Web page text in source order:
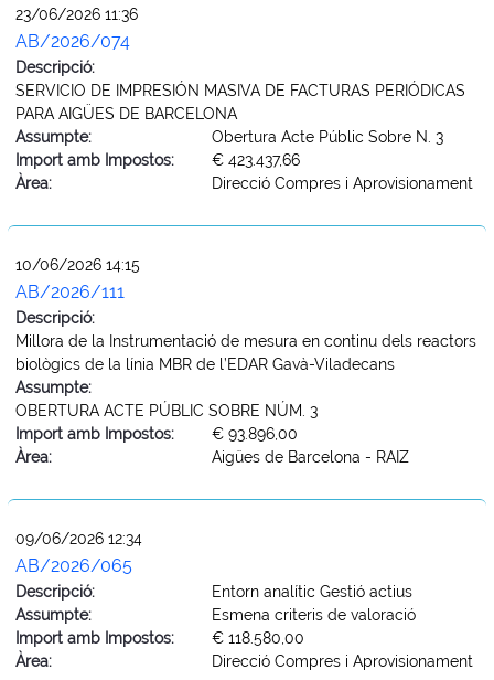
23/06/2026 11:36
AB/2026/074
Descripció:
SERVICIO DE IMPRESIÓN MASIVA DE FACTURAS PERIÓDICAS
PARA AIGÜES DE BARCELONA
Assumpte:
Obertura Acte Públic Sobre N. 3
Import amb Impostos:
€ 423.437,66
Àrea:
Direcció Compres i Aprovisionament
10/06/2026 14:15
AB/2026/111
Descripció:
Millora de la Instrumentació de mesura en continu dels reactors
biològics de la línia MBR de l’EDAR Gavà-Viladecans
Assumpte:
OBERTURA ACTE PÚBLIC SOBRE NÚM. 3
Import amb Impostos:
€ 93.896,00
Àrea:
Aigües de Barcelona - RAIZ
09/06/2026 12:34
AB/2026/065
Descripció:
Entorn analític Gestió actius
Assumpte:
Esmena criteris de valoració
Import amb Impostos:
€ 118.580,00
Àrea:
Direcció Compres i Aprovisionament